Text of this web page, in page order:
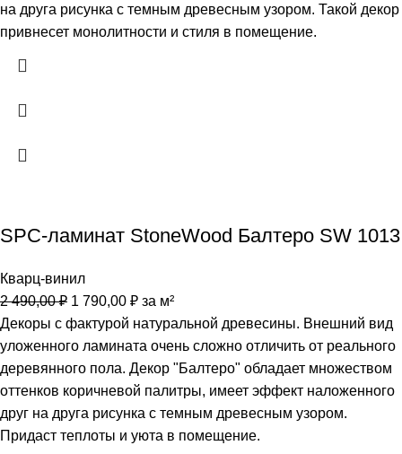
на друга рисунка с темным древесным узором. Такой декор
привнесет монолитности и стиля в помещение.
SPC-ламинат StoneWood Балтеро SW 1013
Кварц-винил
2 490,00₽ 1 790,00 ₽ за м²
Декоры с фактурой натуральной древесины. Внешний вид
уложенного ламината очень сложно отличить от реального
деревянного пола. Декор "Балтеро" обладает множеством
оттенков коричневой палитры, имеет эффект наложенного
друг на друга рисунка с темным древесным узором.
Придаст теплоты и уюта в помещение.